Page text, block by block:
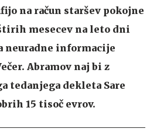
na račun staršev pokojne
mesecev na leto dni
neuradne informacije
Abramov naj bi z
tedanjega dekleta Sare
15 tisoč evrov.